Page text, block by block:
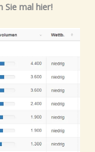
Sie mal hier!